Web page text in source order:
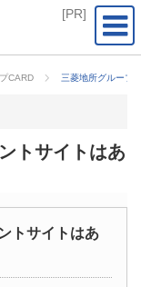
CARD 三菱地所グループ
トサイトはあ
トサイトはあ